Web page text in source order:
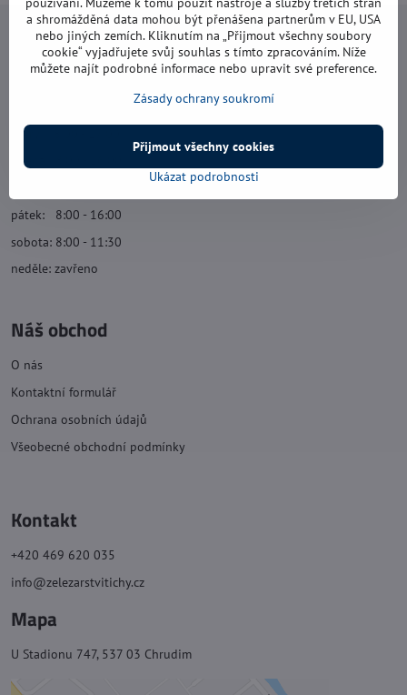
Navštivte nás
Otevírací doba:
úterý: 8:00 - 17:00
středa: 8:00 - 16:00
pátek: 8:00 - 16:00
sobota: 8:00 - 11:30
neděle: zavřeno
Náš obchod
O nás
Kontaktní formulář
Ochrana osobních údajů
Všeobecné obchodní podmínky
Kontakt
+420 469 620 035
info@zelezarstvitichy.cz
Mapa
U Stadionu 747, 537 03 Chrudim
a shromážděná data mohou být přenášena partnerům v EU, USA
nebo jiných zemích. Kliknutím na „Přijmout všechny soubory
cookie“ vyjadřujete svůj souhlas s tímto zpracováním. Níže
můžete najít podrobné informace nebo upravit své preference.
Zásady ochrany soukromí
Ukázat podrobnosti
Přijmout všechny cookies